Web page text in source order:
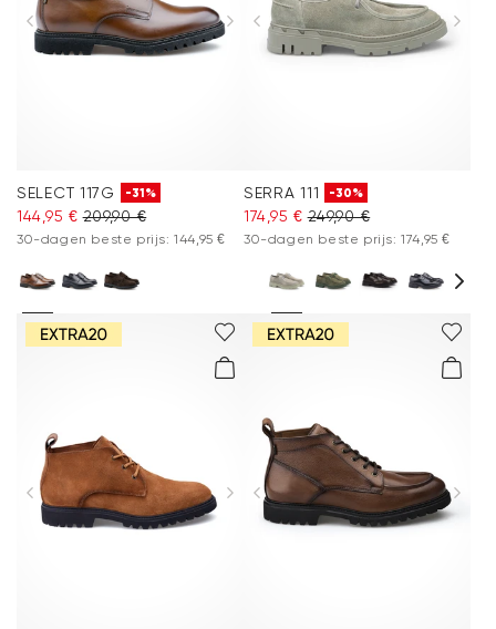
SELECT 117G -31%
144,95 € 209,90 €
30-dagen beste prijs: 144,95 €
SERRA 111 -30%
174,95 € 249,90 €
30-dagen beste prijs: 174,95 €